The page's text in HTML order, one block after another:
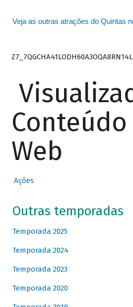
Veja as outras atrações do Quintas
Web
Ações
Outras temporadas
Temporada 2025
Temporada 2024
Temporada 2023
Temporada 2020